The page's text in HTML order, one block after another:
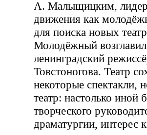
А. Малыщицким,
движения как
для поиска новых
Молодёжный
ленинградский
Товстоногова. Театр
некоторые спектакли,
театр: настолько иной
творческого
драматургии, интерес